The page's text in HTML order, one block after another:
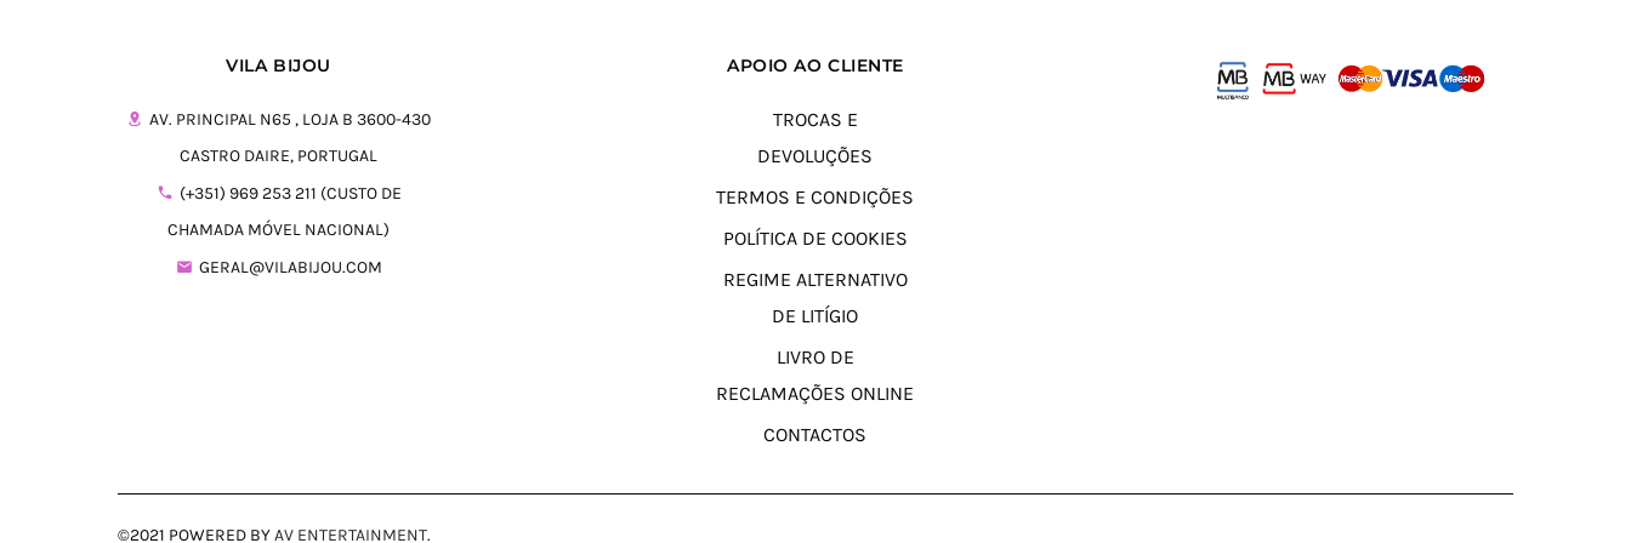
VILA BIJOU
AV. PRINCIPAL N65 , LOJA B 3600-430
CASTRO DAIRE, PORTUGAL
(+351) 969 253 211 (CUSTO DE
CHAMADA MÓVEL NACIONAL)
GERAL@VILABIJOU.COM
APOIO AO CLIENTE
TROCAS E
DEVOLUÇÕES
TERMOS E CONDIÇÕES
POLÍTICA DE COOKIES
REGIME ALTERNATIVO
DE LITÍGIO
LIVRO DE
RECLAMAÇÕES ONLINE
CONTACTOS
©2021 POWERED BYAV ENTERTAINMENT.